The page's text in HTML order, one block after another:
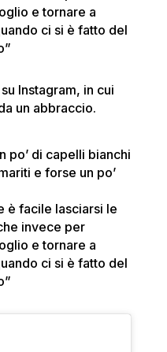
e tornare a
ci si è fatto del
su Instagram, in cui
un abbraccio.
po’ di capelli bianchi
e forse un po’
è facile lasciarsi le
invece per
e tornare a
ci si è fatto del